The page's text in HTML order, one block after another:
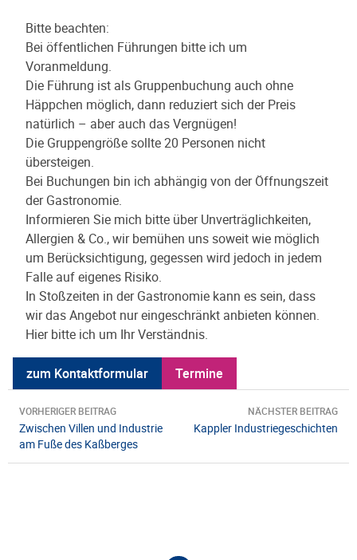
Bitte beachten:
Bei öffentlichen Führungen bitte ich um
Voranmeldung.
Die Führung ist als Gruppenbuchung auch ohne
Häppchen möglich, dann reduziert sich der Preis
natürlich – aber auch das Vergnügen!
Die Gruppengröße sollte 20 Personen nicht
übersteigen.
Bei Buchungen bin ich abhängig von der Öffnungszeit
der Gastronomie.
Informieren Sie mich bitte über Unverträglichkeiten,
Allergien & Co., wir bemühen uns soweit wie möglich
um Berücksichtigung, gegessen wird jedoch in jedem
Falle auf eigenes Risiko.
In Stoßzeiten in der Gastronomie kann es sein, dass
wir das Angebot nur eingeschränkt anbieten können.
Hier bitte ich um Ihr Verständnis.
zum Kontaktformular
Termine
VORHERIGER BEITRAG
Zwischen Villen und Industrie
am Fuße des Kaßberges
NÄCHSTER BEITRAG
Kappler Industriegeschichten